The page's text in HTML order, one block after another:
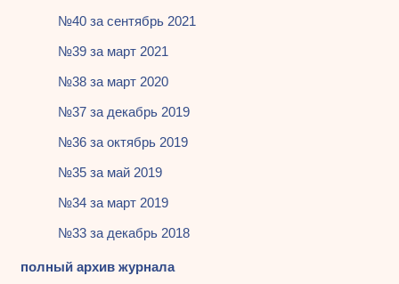
№40 за сентябрь 2021
№39 за март 2021
№38 за март 2020
№37 за декабрь 2019
№36 за октябрь 2019
№35 за май 2019
№34 за март 2019
№33 за декабрь 2018
полный архив журнала